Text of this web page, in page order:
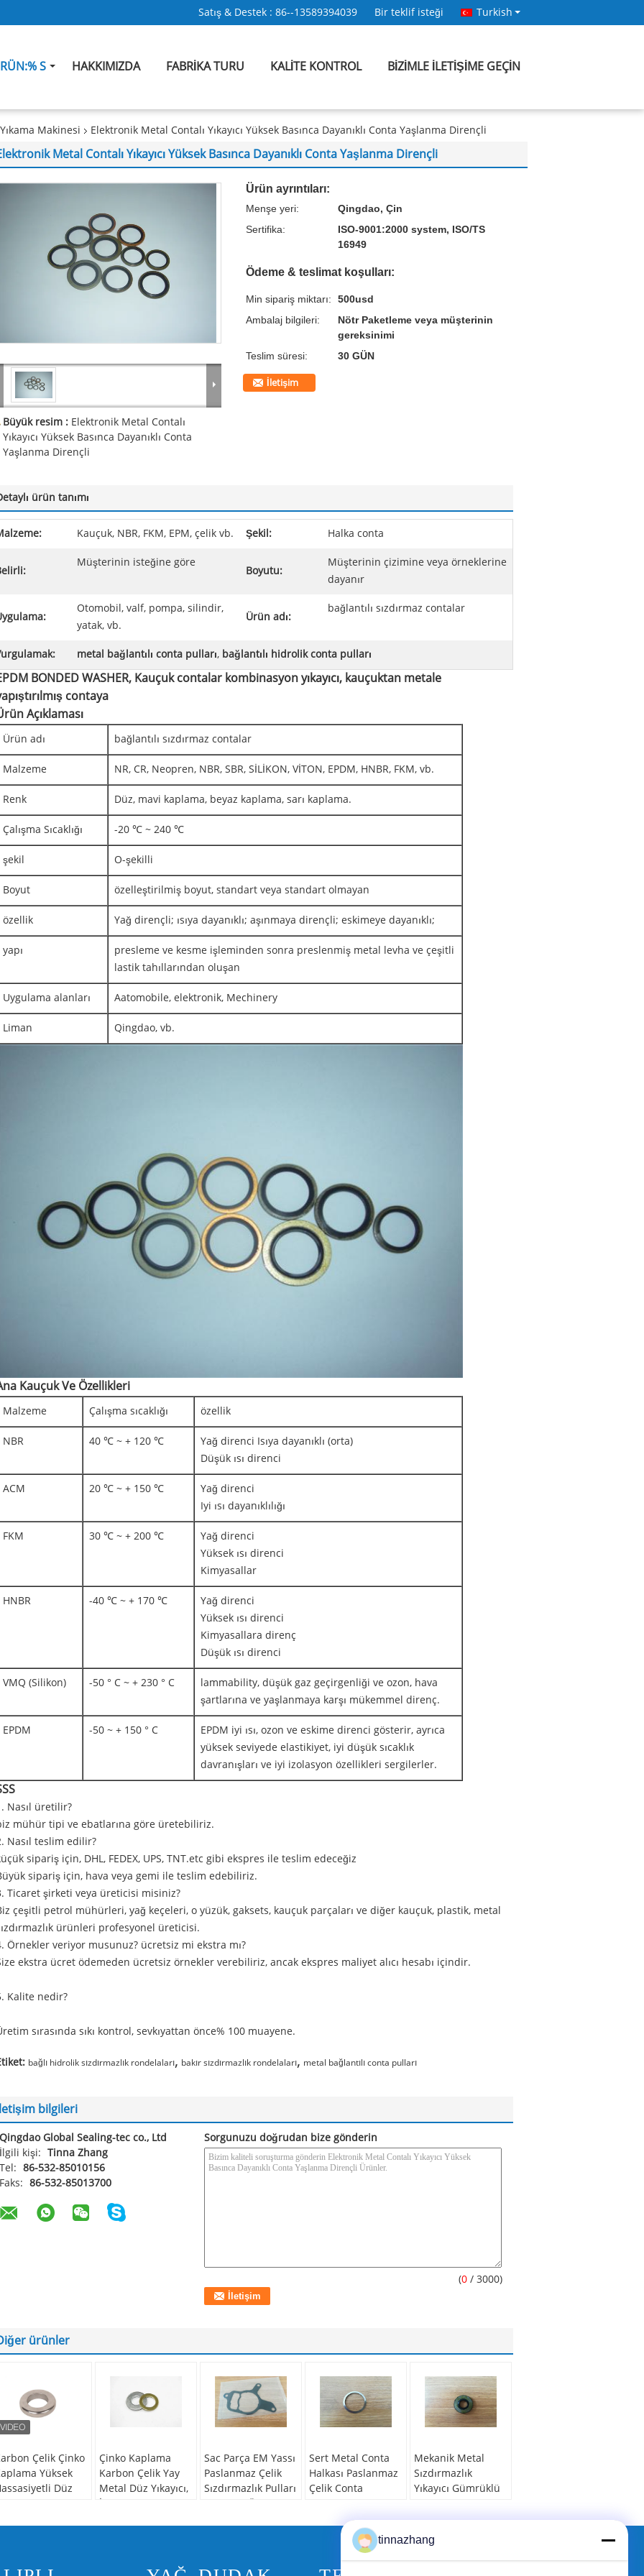
Satış & Destek : 86--13589394039 Bir teklif isteği Turkish
S HAKKIMIZDA FABRIKA TURU KALITE KONTROL BIZIMLE ILETIŞIME GEÇIN
Makinesi Elektronik Metal Contalı Yıkayıcı Yüksek Basınca Dayanıklı Conta Yaşlanma Dirençli
Metal Contalı Yıkayıcı Yüksek Basınca Dayanıklı Conta Yaşlanma Dirençli
Büyük resim : Elektronik Metal Contalı
Yıkayıcı Yüksek Basınca Dayanıklı Conta
Yaşlanma Dirençli
Ürün ayrıntıları:
Menşe yeri:
Qingdao, Çin
Sertifika:
ISO-9001:2000 system, ISO/TS
16949
Ödeme & teslimat koşulları:
Min sipariş miktarı:
500usd
Ambalaj bilgileri:
Nötr Paketleme veya müşterinin
gereksinimi
Teslim süresi:
30 GÜN
İletişim
ürün tanımı
Kauçuk, NBR, FKM, EPM, çelik vb. Şekil: Halka conta
Müşterinin isteğine göre
Boyutu:
Müşterinin çizimine veya örneklerine
dayanır
Otomobil, valf, pompa, silindir,
yatak, vb.
Ürün adı:
bağlantılı sızdırmaz contalar
metal bağlantılı conta pulları, bağlantılı hidrolik conta pulları
BONDED WASHER, Kauçuk contalar kombinasyon yıkayıcı, kauçuktan metale
contaya
Açıklaması
Ürün adı bağlantılı sızdırmaz contalar
Malzeme NR, CR, Neopren, NBR, SBR, SİLİKON, VİTON, EPDM, HNBR, FKM, vb.
Renk Düz, mavi kaplama, beyaz kaplama, sarı kaplama.
Çalışma Sıcaklığı -20 ℃ ~ 240 ℃
şekil O-şekilli
Boyut özelleştirilmiş boyut, standart veya standart olmayan
özellik Yağ dirençli; ısıya dayanıklı; aşınmaya dirençli; eskimeye dayanıklı;
yapı
presleme ve kesme işleminden sonra preslenmiş metal levha ve çeşitli
lastik tahıllarından oluşan
Uygulama alanları Aatomobile, elektronik, Mechinery
Liman Qingdao, vb.
Kauçuk Ve Özellikleri
Malzeme Çalışma sıcaklığı özellik
NBR 40 ℃ ~ + 120 ℃
Yağ direnci Isıya dayanıklı (orta)
Düşük ısı direnci
ACM 20 ℃ ~ + 150 ℃
Yağ direnci
Iyi ısı dayanıklılığı
FKM 30 ℃ ~ + 200 ℃
Yağ direnci
Yüksek ısı direnci
Kimyasallar
HNBR -40 ℃ ~ + 170 ℃
Yağ direnci
Yüksek ısı direnci
Kimyasallara direnç
Düşük ısı direnci
VMQ (Silikon) -50 ° C ~ + 230 ° C
lammability, düşük gaz geçirgenliği ve ozon, hava
şartlarına ve yaşlanmaya karşı mükemmel direnç.
EPDM -50 ~ + 150 ° C
EPDM iyi ısı, ozon ve eskime direnci gösterir, ayrıca
yüksek seviyede elastikiyet, iyi düşük sıcaklık
davranışları ve iyi izolasyon özellikleri sergilerler.
Nasıl üretilir?
mühür tipi ve ebatlarına göre üretebiliriz.
Nasıl teslim edilir?
sipariş için, DHL, FEDEX, UPS, TNT.etc gibi ekspres ile teslim edeceğiz
sipariş için, hava veya gemi ile teslim edebiliriz.
Ticaret şirketi veya üreticisi misiniz?
çeşitli petrol mühürleri, yağ keçeleri, o yüzük, gaksets, kauçuk parçaları ve diğer kauçuk, plastik, metal
ürünleri profesyonel üreticisi.
Örnekler veriyor musunuz? ücretsiz mi ekstra mı?
ekstra ücret ödemeden ücretsiz örnekler verebiliriz, ancak ekspres maliyet alıcı hesabı içindir.
Kalite nedir?
sırasında sıkı kontrol, sevkıyattan önce% 100 muayene.
bağlı hidrolik sızdırmazlık rondelaları, bakır sızdırmazlık rondelaları, metal bağlantılı conta pulları
bilgileri
Qingdao Global Sealing-tec co., Ltd
İlgili kişi: Tinna Zhang
Tel: 86-532-85010156
Faks: 86-532-85013700
Sorgunuzu doğrudan bize gönderin
(0 / 3000)
ürünler
Çelik Çinko
Yüksek
Düz
Çinko Kaplama
Karbon Çelik Yay
Metal Düz Yıkayıcı,
Sac Parça EM Yassı
Paslanmaz Çelik
Sızdırmazlık Pulları
Sert Metal Conta
Halkası Paslanmaz
Çelik Conta
Aşınma Direnci
Malzeme:çelik,
bakır, pirinç,
Mekanik Metal
Sızdırmazlık
Yıkayıcı Gümrüklü
Düz Yıkayıcı Iso
Malzeme:NR, CR,
tinnazhang